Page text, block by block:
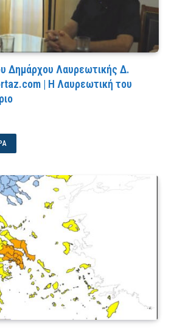
Δημάρχου Λαυρεωτικής Δ.
| Η Λαυρεωτική του